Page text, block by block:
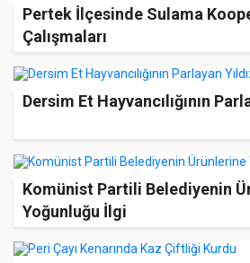
Pertek İlçesinde Sulama
Çalışmaları
Dersim Et Hayvancılığının
Komünist Partili Belediyenin
Yoğunluğu İlgi